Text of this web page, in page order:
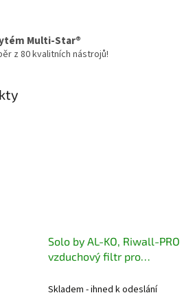
Multi-Star®
z 80 kvalitních nástrojů!
Solo by AL-KO, Riwall-PRO
vzduchový filtr pro
Skladem - ihned k odeslání